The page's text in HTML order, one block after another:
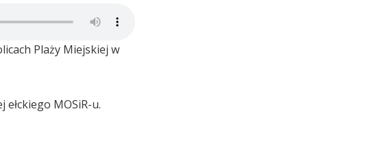
Plaży Miejskiej w
MOSiR-u.